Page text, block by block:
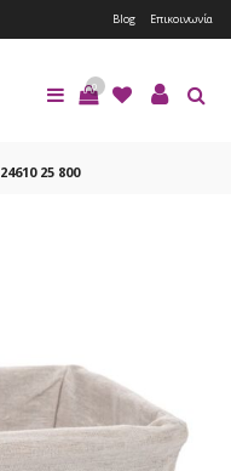
Blog Επικοινωνία
0
24610 25 800